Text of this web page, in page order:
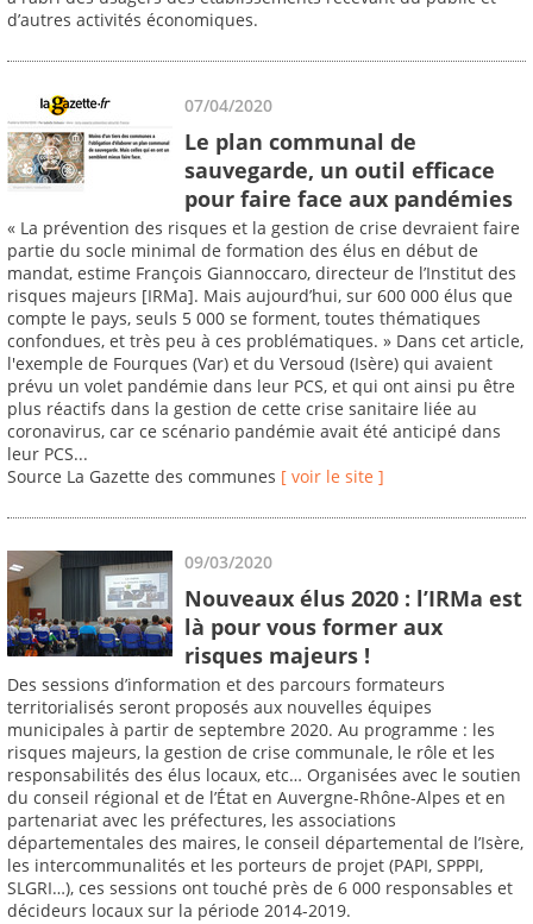
d’autres activités économiques.
07/04/2020
Le plan communal de
sauvegarde, un outil efficace
pour faire face aux pandémies
« La prévention des risques et la gestion de crise devraient faire
partie du socle minimal de formation des élus en début de
mandat, estime François Giannoccaro, directeur de l’Institut des
risques majeurs [IRMa]. Mais aujourd’hui, sur 600 000 élus que
compte le pays, seuls 5 000 se forment, toutes thématiques
confondues, et très peu à ces problématiques. » Dans cet article,
l'exemple de Fourques (Var) et du Versoud (Isère) qui avaient
prévu un volet pandémie dans leur PCS, et qui ont ainsi pu être
plus réactifs dans la gestion de cette crise sanitaire liée au
coronavirus, car ce scénario pandémie avait été anticipé dans
leur PCS...
Source La Gazette des communes [ voir le site ]
09/03/2020
Nouveaux élus 2020 : l’IRMa est
là pour vous former aux
risques majeurs !
Des sessions d’information et des parcours formateurs
territorialisés seront proposés aux nouvelles équipes
municipales à partir de septembre 2020. Au programme : les
risques majeurs, la gestion de crise communale, le rôle et les
responsabilités des élus locaux, etc… Organisées avec le soutien
du conseil régional et de l’État en Auvergne-Rhône-Alpes et en
partenariat avec les préfectures, les associations
départementales des maires, le conseil départemental de l’Isère,
les intercommunalités et les porteurs de projet (PAPI, SPPPI,
SLGRI…), ces sessions ont touché près de 6 000 responsables et
décideurs locaux sur la période 2014-2019.